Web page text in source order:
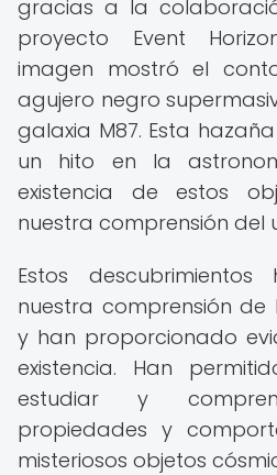
gracias a la
proyecto Event
imagen mostró el
agujero negro
galaxia M87. Esta
un hito en la
existencia de estos
nuestra comprensión del
Estos descubrimientos
nuestra comprensión de
y han proporcionado
existencia. Han
estudiar y
propiedades y
misteriosos objetos